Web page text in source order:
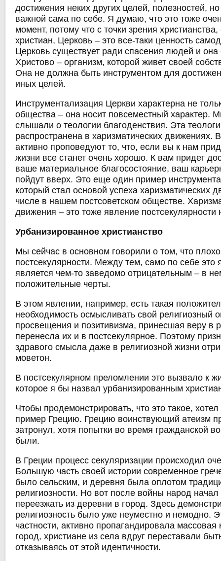
достижения неких других целей, полезностей,
важной сама по себе. Я думаю, что это тоже
момент, потому что с точки зрения христианства,
христиан, Церковь – это все-таки ценность
Церковь существует ради спасения людей и она
Христово – организм, которой живет своей
Она не должна быть инструментом для
иных целей.
Инструментализация Церкви характерна не
общества – она носит повсеместный характер.
слышали о теологии благоденствия. Эта
распространена в харизматических движениях.
активно проповедуют то, что, если вы к нам
жизни все станет очень хорошо. К вам придет
ваше материальное благосостояние, ваш
пойдут вверх. Это еще один пример
который стал основой успеха харизматических
числе в нашем постсоветском обществе.
движения – это тоже явление
Урбанизированное христианство
Мы сейчас в основном говорили о том, что
постсекулярности. Между тем, само по себе это
является чем-то заведомо отрицательным – в
положительные черты.
В этом явлении, например, есть такая
необходимость осмысливать свой религиозный
просвещения и позитивизма, принесшая веру в
перенесла их и в постсекулярное. Поэтому
здравого смысла даже в религиозной жизни
моветон.
В постсекулярном преломлении это вызвало к
которое я бы назвал урбанизированным
Чтобы продемонстрировать, что это такое,
пример Грецию. Грецию воинствующий атеизм
затронул, хотя попытки во время гражданской
были.
В Греции процесс секуляризации происходил
Большую часть своей истории современное
было сельским, и деревня была оплотом
религиозности. Но вот после войны народ
переезжать из деревни в город. Здесь
религиозность было уже неуместно и немодно.
частности, активно пропагандировала массовая
город, христиане из села вдруг переставали
отказываясь от этой идентичности.